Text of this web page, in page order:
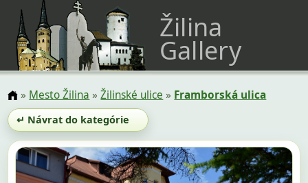
Žilina
Gallery
» Mesto Žilina »Žilinské ulice » Framborská ulica
↵ Návrat do kategórie